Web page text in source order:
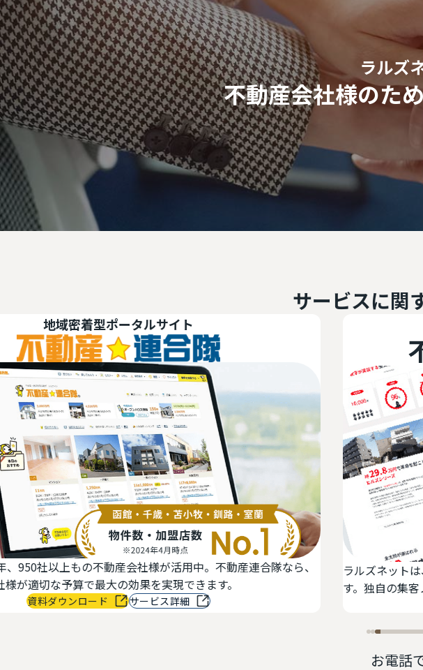
ラルズ
不動産会社様のた
サービスに関
着型ポータルサイト
不動産会社様が活用中。不動産連合隊なら、
最大の効果を実現できます。
ード サービス詳細
不
不動
ラルズネットは、不動産会社
す。独自の集客ノウハウが詰
資料ダ
お電話